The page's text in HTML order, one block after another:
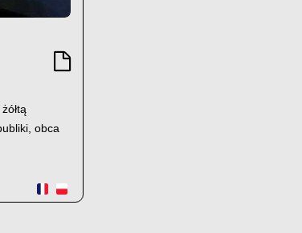
obca